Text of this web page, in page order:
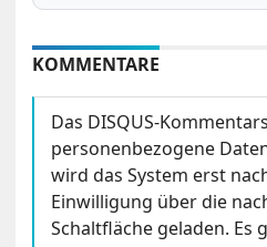
KOMMENTARE
Das DISQUS-
personenbezogene
wird das System erst
Einwilligung über die
Schaltfläche geladen. Es